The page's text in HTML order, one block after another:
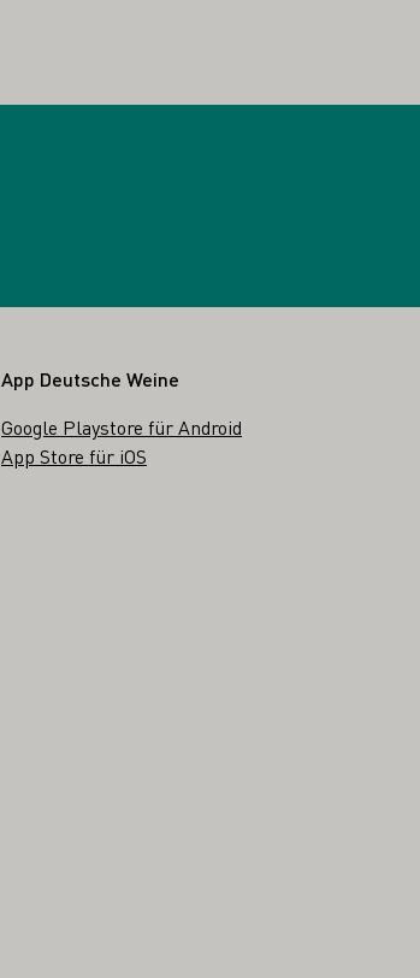
App Deutsche Weine
Google Playstore für Android
App Store für iOS